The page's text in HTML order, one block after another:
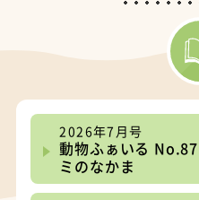
2026年7月号
動物ふぁいる
ミのなかま